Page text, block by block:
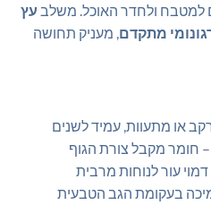
למטבח ולחדר האוכל. משלב עץ
מתקדם , מעניק תחושה
או מתעוות, עמיד לשנים
– חומר מקבל צורת הגוף
עור לנוחות מרבית
בעקומת הגב הטבעית